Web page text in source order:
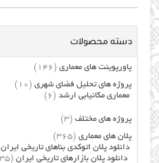
دسته محصولات
پاورپوینت های معماری (146)
پروژه های تحلیل فضای شهری (10)
معماری مکانیابی ارشد (6)
پروژه های مختلف (3)
پلان های معماری (365)
دانلود پلان اتوکدی بناهای تاریخی ایران
دانلود پلان بازارهای تاریخی ایران (35)